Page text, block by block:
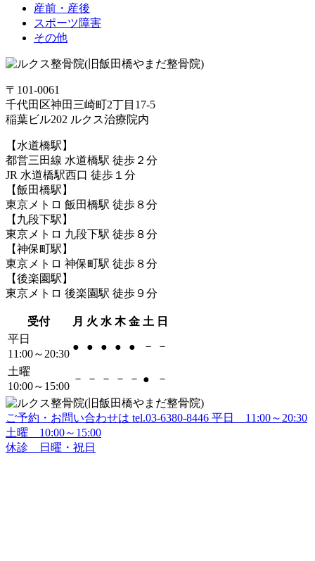
産前・産後
スポーツ障害
その他
〒101-0061
千代田区神田三崎町2丁目17-5
稲葉ビル202 ルクス治療院内
【水道橋駅】
都営三田線 水道橋駅 徒歩２分
JR 水道橋駅西口 徒歩１分
【飯田橋駅】
東京メトロ 飯田橋駅 徒歩８分
【九段下駅】
東京メトロ 九段下駅 徒歩８分
【神保町駅】
東京メトロ 神保町駅 徒歩８分
【後楽園駅】
東京メトロ 後楽園駅 徒歩９分
受付 月 火 水 木 金 土 日
平日
11:00～20:30
● ● ● ● ● － －
土曜
10:00～15:00
－ － － － － ● －
ご予約・お問い合わせは tel.03-6380-8446 平日 11:00～20:30
土曜 10:00～15:00
休診 日曜・祝日